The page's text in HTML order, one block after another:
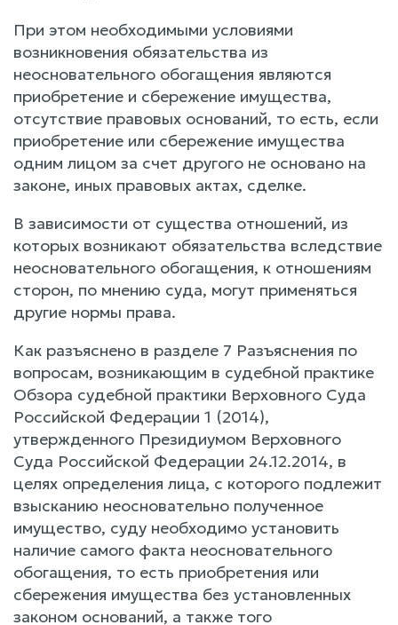
При этом необходимыми условиями
возникновения обязательства из
неосновательного обогащения являются
приобретение и сбережение имущества,
отсутствие правовых оснований, то есть, если
приобретение или сбережение имущества
одним лицом за счет другого не основано на
законе, иных правовых актах, сделке.
В зависимости от существа отношений, из
которых возникают обязательства вследствие
неосновательного обогащения, к отношениям
сторон, по мнению суда, могут применяться
другие нормы права.
Как разъяснено в разделе 7 Разъяснения по
вопросам, возникающим в судебной практике
Обзора судебной практики Верховного Суда
Российской Федерации 1 (2014),
утвержденного Президиумом Верховного
Суда Российской Федерации 24.12.2014, в
целях определения лица, с которого подлежит
взысканию неосновательно полученное
имущество, суду необходимо установить
наличие самого факта неосновательного
обогащения, то есть приобретения или
сбережения имущества без установленных
законом оснований, а также того